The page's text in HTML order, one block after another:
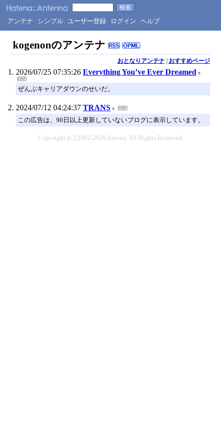
アンテナ シンプル ユーザー登録 ログイン ヘルプ
kogenonのアンテナ
おとなりアンテナ| おすすめページ
2026/07/25 07:35:26 Everything You’ve Ever Dreamed
ぜんぶキャリアダウンのせいだ。
2024/07/12 04:24:37 TRANS
この広告は、90日以上更新していないブログに表示しています。
Copyright (C) 2002-2026 hatena. All Rights Reserved.